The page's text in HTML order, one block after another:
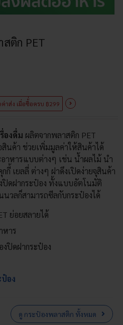
ติก PET
าส่ง เมื่อซื้่อครบ ฿299
องดื่ม ผลิตจากพลาสติก PET
นค้า ช่วยเพิ่มมูลค่าให้สินค้าได้
าหารแบบต่างๆ เช่น น้ำผลไม้ นำ
กี้ เยลลี่ ต่างๆ ฝาดึงเปิดง่ายจุสินค้า
ปิดฝากระป๋อง ทั้งแบบอัตโนมัติ
ลก็สามารถซีลกับกระป๋องได้
ย่อยสลายได้
หาร
งปิดฝากระป๋อง
อง
ดู กระป๋องพลาสติก ทั้งหมด